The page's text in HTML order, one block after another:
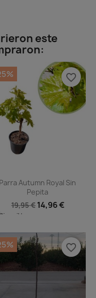
este
Parra Autumn Royal Sin
Pepita
19,95 € 14,96 €
Disponible
favorite_border
favorite_border